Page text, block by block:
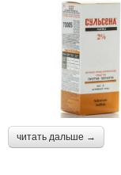
читать дальше →